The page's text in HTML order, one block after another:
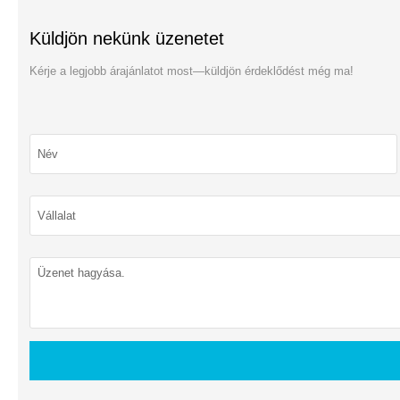
Küldjön nekünk üzenetet
Kérje a legjobb árajánlatot most—küldjön érdeklődést még ma!